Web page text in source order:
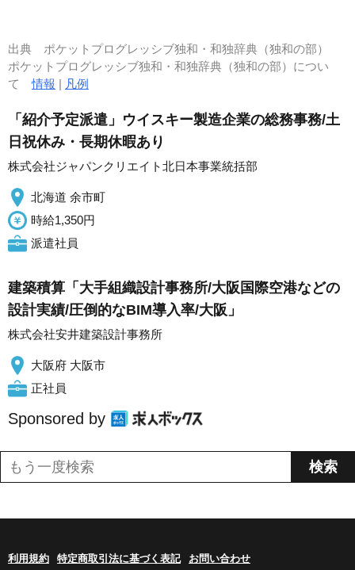
出典 ポケットプログレッシブ独和・和独辞典（独和の部）
ポケットプログレッシブ独和・和独辞典（独和の部）につい
て情報 | 凡例
「紹介予定派遣」ウイスキー製造企業の総務事務/土
日祝休み・長期休暇あり
株式会社ジャパンクリエイト北日本事業統括部
北海道 余市町
時給1,350円
派遣社員
建築積算「大手組織設計事務所/大阪国際空港などの
設計実績/圧倒的なBIM導入率/大阪」
株式会社安井建築設計事務所
大阪府 大阪市
正社員
Sponsored by
利用規約 特定商取引法に基づく表記 お問い合わせ